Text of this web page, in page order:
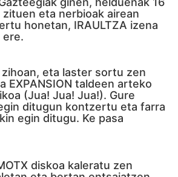
eta nerbioak airean
honetan, IRAULTZA izena
ere.
eta laster sortu zen
EXPANSION taldeen arteko
(Jua! Jua! Jua!). Gure
ditugun kontzertu eta farra
egin ditugu. Ke pasa
diskoa kaleratu zen